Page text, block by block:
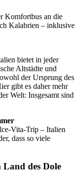
Komfortbus an die
Kalabrien – inklusive
bietet in jeder
Altstädte und
der Ursprung des
gibt es daher mehr
Welt: Insgesamt sind
Vita-Trip – Italien
dass so viele
des Dole